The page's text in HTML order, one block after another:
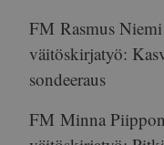
FM Rasmus Niemi
väitöskirjatyö:
sondeeraus
FM Minna